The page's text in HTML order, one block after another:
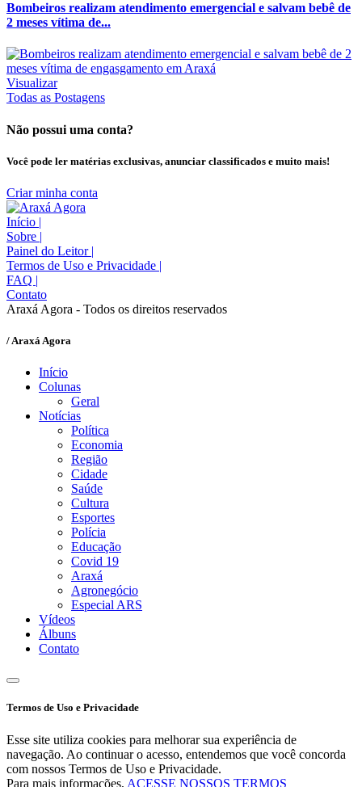
Bombeiros realizam atendimento emergencial e salvam bebê de
2 meses vítima de...
Visualizar
Todas as Postagens
Não possui uma conta?
Você pode ler matérias exclusivas, anunciar classificados e muito mais!
Criar minha conta
Início |
Sobre |
Painel do Leitor |
Termos de Uso e Privacidade |
FAQ |
Contato
Araxá Agora - Todos os direitos reservados
/ Araxá Agora
Início
Colunas
Geral
Notícias
Política
Economia
Região
Cidade
Saúde
Cultura
Esportes
Polícia
Educação
Covid 19
Araxá
Agronegócio
Especial ARS
Vídeos
Álbuns
Contato
Termos de Uso e Privacidade
Esse site utiliza cookies para melhorar sua experiência de
navegação. Ao continuar o acesso, entendemos que você concorda
com nossos Termos de Uso e Privacidade.
Para mais informações, ACESSE NOSSOS TERMOS